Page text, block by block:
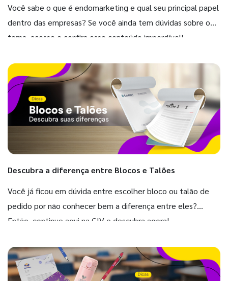
Você sabe o que é endomarketing e qual seu principal papel
dentro das empresas? Se você ainda tem dúvidas sobre o
tema, acesse e confira esse conteúdo imperdível!
Descubra a diferença entre Blocos e Talões
Você já ficou em dúvida entre escolher bloco ou talão de
pedido por não conhecer bem a diferença entre eles?
Então, continue aqui na GIV e descubra agora!